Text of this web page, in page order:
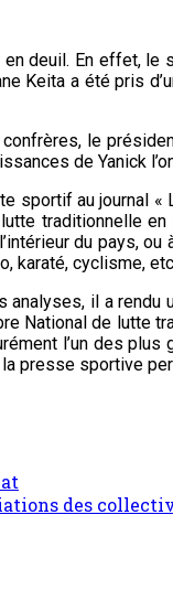
deuil. En effet, le
Keita a été pris
confrères, le
de Yanick
sportif au journal
traditionnelle
du pays,
karaté, cyclisme,
il a rendu
National de lutte
l’un des
presse sportive
des